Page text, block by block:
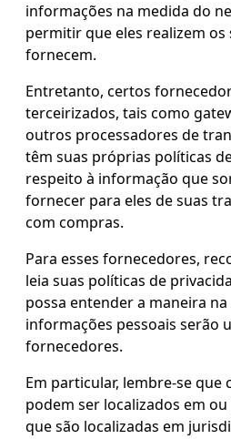
informações na medida do
permitir que eles realizem os
fornecem.
Entretanto, certos
terceirizados, tais como
outros processadores de
têm suas próprias políticas
respeito à informação que
fornecer para eles de suas
com compras.
Para esses fornecedores,
leia suas políticas de
possa entender a maneira na
informações pessoais serão
fornecedores.
Em particular, lembre-se
podem ser localizados em
que são localizadas em